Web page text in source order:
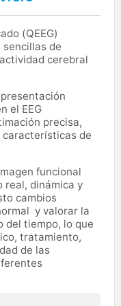
(QEEG)
de
cerebral
el EEG
precisa,
de
funcional
real, dinámica y
cambios
y valorar la
del tiempo, lo que
tratamiento,
de las